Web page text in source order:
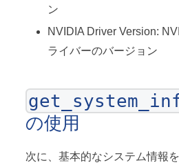
ン
NVIDIA Driver Version:
ライバーのバージョン
の使用
次に、基本的なシステム情報